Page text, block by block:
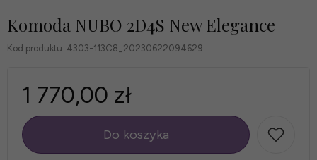
Komoda NUBO 2D4S New Elegance
Kod produktu: 4303-113C8_20230622094629
1 770,00 zł
szt.
Do koszyka